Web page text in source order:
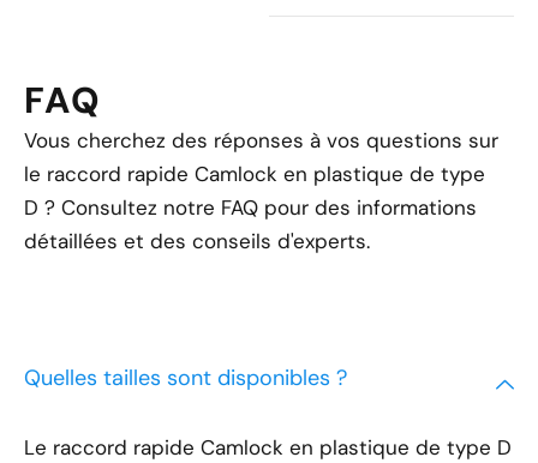
FAQ
Vous cherchez des réponses à vos questions sur
le raccord rapide Camlock en plastique de type
D ? Consultez notre FAQ pour des informations
détaillées et des conseils d'experts.
Quelles tailles sont disponibles ?
Le raccord rapide Camlock en plastique de type D